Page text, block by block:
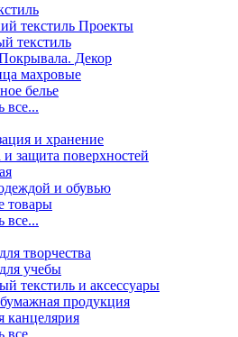
текстиль Проекты
текстиль
Декор
махровые
белье
все...
и хранение
и защита поверхностей
и обувью
товары
все...
творчества
учебы
текстиль и аксессуары
продукция
канцелярия
все...